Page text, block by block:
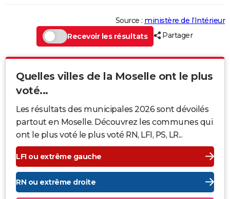
Source : ministère de l’Intérieur
Recevoir les résultats
Partager
Quelles villes de la Moselle ont le plus
voté...
Les résultats des municipales 2026 sont dévoilés
partout en Moselle. Découvrez les communes qui
ont le plus voté le plus voté RN, LFI, PS, LR...
LFI ou extrême gauche
RN ou extrême droite